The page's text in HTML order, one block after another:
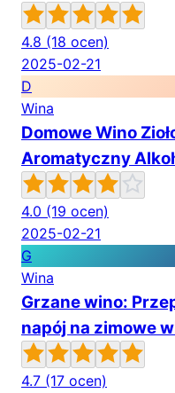
4.8 (18 ocen)
2025-02-21
D
Wina
Domowe Wino
Aromatyczny
4.0 (19 ocen)
2025-02-21
G
Wina
Grzane wino:
napój na zimowe
4.7 (17 ocen)